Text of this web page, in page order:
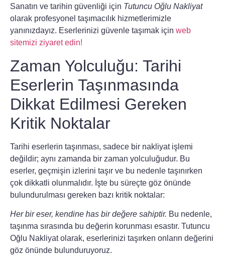
Sanatın ve tarihin güvenliği için Tutuncu Oğlu Nakliyat
olarak profesyonel taşımacılık hizmetlerimizle
yanınızdayız. Eserlerinizi güvenle taşımak için web
sitemizi ziyaret edin!
Zaman Yolculuğu: Tarihi
Eserlerin Taşınmasında
Dikkat Edilmesi Gereken
Kritik Noktalar
Tarihi eserlerin taşınması, sadece bir nakliyatişlemi
değildir; aynı zamanda bir zaman yolculuğudur. Bu
eserler, geçmişin izlerini taşır ve bu nedenle taşınırken
çok dikkatli olunmalıdır. İşte bu süreçte göz önünde
bulundurulması gereken bazı kritik noktalar:
Her bir eser, kendine has bir değere sahiptir. Bu nedenle,
taşınma sırasında bu değerin korunması esastır. Tutuncu
Oğlu Nakliyatolarak, eserlerinizi taşırken onların değerini
göz önünde bulunduruyoruz.